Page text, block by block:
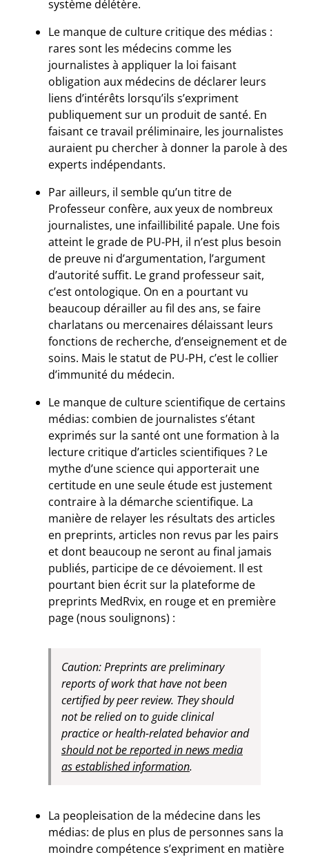
système délétère.
Le manque de culture critique des médias :
rares sont les médecins comme les
journalistes à appliquer la loi faisant
obligation aux médecins de déclarer leurs
liens d’intérêts lorsqu’ils s’expriment
publiquement sur un produit de santé. En
faisant ce travail préliminaire, les journalistes
auraient pu chercher à donner la parole à des
experts indépendants.
Par ailleurs, il semble qu’un titre de
Professeur confère, aux yeux de nombreux
journalistes, une infaillibilité papale. Une fois
atteint le grade de PU-PH, il n’est plus besoin
de preuve ni d’argumentation, l’argument
d’autorité suffit. Le grand professeur sait,
c’est ontologique. On en a pourtant vu
beaucoup dérailler au fil des ans, se faire
charlatans ou mercenaires délaissant leurs
fonctions de recherche, d’enseignement et de
soins. Mais le statut de PU-PH, c’est le collier
d’immunité du médecin.
Le manque de culture scientifique de certains
médias: combien de journalistes s’étant
exprimés sur la santé ont une formation à la
lecture critique d’articles scientifiques ? Le
mythe d’une science qui apporterait une
certitude en une seule étude est justement
contraire à la démarche scientifique. La
manière de relayer les résultats des articles
en preprints, articles non revus par les pairs
et dont beaucoup ne seront au final jamais
publiés, participe de ce dévoiement. Il est
pourtant bien écrit sur la plateforme de
preprints MedRvix, en rouge et en première
page (nous soulignons) :
Caution: Preprints are preliminary
reports of work that have not been
certified by peer review. They should
not be relied on to guide clinical
practice or health-related behavior and
should not be reported in news media
as established information.
La peopleisation de la médecine dans les
médias: de plus en plus de personnes sans la
moindre compétence s’expriment en matière